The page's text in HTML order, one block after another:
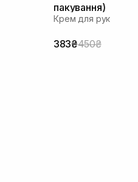
пакування)
Крем для рук
383₴450₴